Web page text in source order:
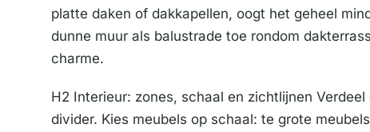
platte daken of dakkapellen, oogt het geheel
dunne muur als balustrade toe rondom
charme.
H2 Interieur: zones, schaal en zichtlijnen
divider. Kies meubels op schaal: te grote